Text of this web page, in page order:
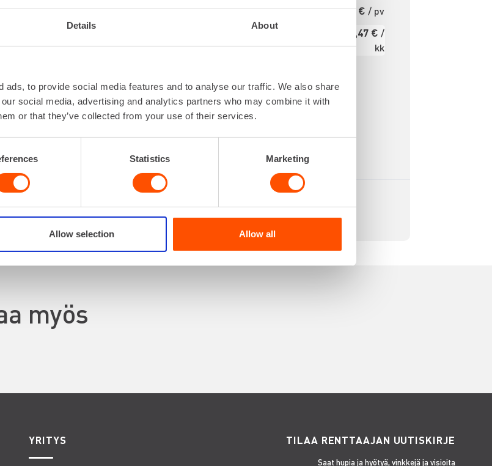
Details About
ads, to provide social media features and to analyse our traffic. We also share
social media, advertising and analytics partners who may combine it with
or that they’ve collected from your use of their services.
Statistics Marketing
Allow selection Allow all
Kiinnitys
Ottoteho
2000 W
46,31 € / pv
693,47 € /
kk
myös
YRITYS TILAA RENTTAAJAN UUTISKIRJE
Saat hupia ja hyötyä, vinkkejä ja visioita